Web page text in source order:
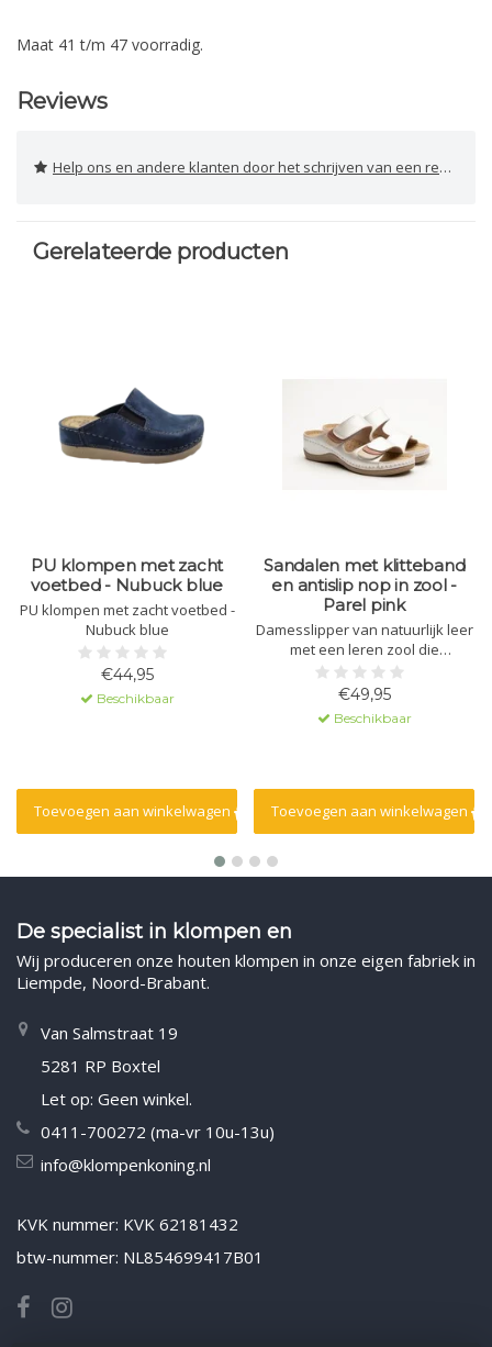
Maat 41 t/m 47 voorradig.
Reviews
Help ons en andere klanten door het schrijven van een review
Gerelateerde producten
PU klompen met zacht
voetbed - Nubuck blue
PU klompen met zacht voetbed -
Nubuck blue
€44,95
Beschikbaar
Toevoegen aan winkelwagen
Sandalen met klitteband
en antislip nop in zool -
Parel pink
Damesslipper van natuurlijk leer
met een leren zool die
massagegel bevat. De zool is
gemaakt van polyurethaan met
een antislipnop. De bovenkant is
voorzien van een
€49,95
Beschikbaar
Toevoegen aan winkelwagen
De specialist in klompen en
Wij produceren onze houten klompen in onze eigen fabriek in
Liempde, Noord-Brabant.
Van Salmstraat 19
5281 RP Boxtel
Let op: Geen winkel.
0411-700272 (ma-vr 10u-13u)
info@klompenkoning.nl
KVK nummer: KVK 62181432
btw-nummer: NL854699417B01